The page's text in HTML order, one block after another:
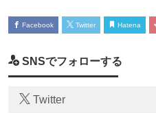
Facebook Twitter Hatena
SNSでフォローする
Twitter